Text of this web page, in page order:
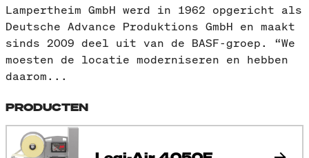
Lampertheim GmbH werd in 1962 opgericht als
Deutsche Advance Produktions GmbH en maakt
sinds 2009 deel uit van de BASF-groep. “We
moesten de locatie moderniseren en hebben
daarom...
PRODUCTEN